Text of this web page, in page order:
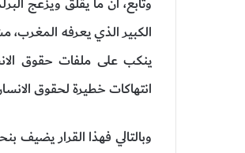
الكبير الذي يعرفه المغرب،
ينكب على ملفات حقوق
انتهاكات خطيرة لحقوق
وبالتالي فهذا القرار